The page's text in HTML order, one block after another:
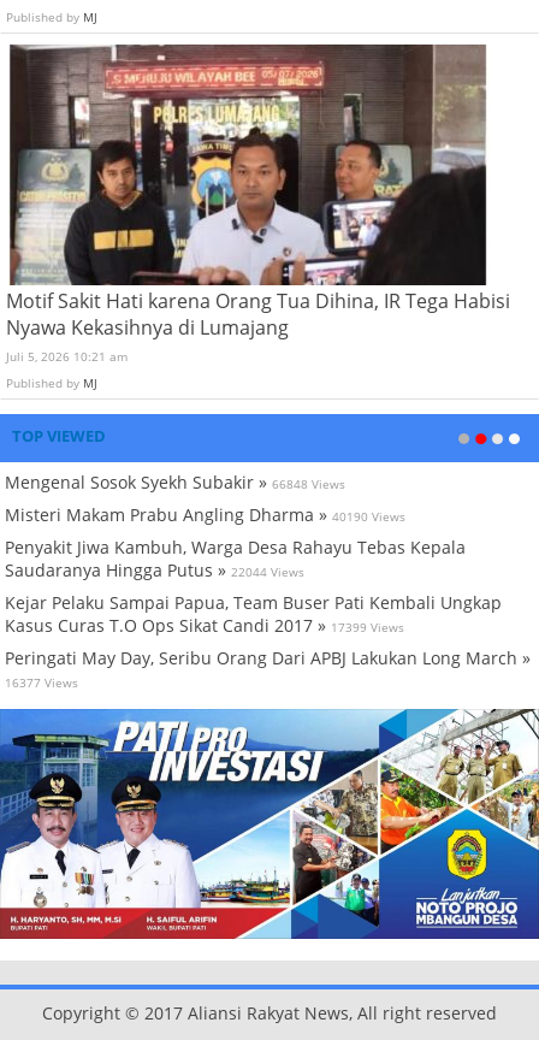
Published by MJ
Motif Sakit Hati karena Orang Tua Dihina, IR Tega Habisi
Nyawa Kekasihnya di Lumajang
Juli 5, 2026 10:21 am
Published by MJ
TOP VIEWED
Mengenal Sosok Syekh Subakir » 66848 Views
Misteri Makam Prabu Angling Dharma » 40190 Views
Penyakit Jiwa Kambuh, Warga Desa Rahayu Tebas Kepala
Saudaranya Hingga Putus » 22044 Views
Kejar Pelaku Sampai Papua, Team Buser Pati Kembali Ungkap
Kasus Curas T.O Ops Sikat Candi 2017 » 17399 Views
Peringati May Day, Seribu Orang Dari APBJ Lakukan Long March »
16377 Views
Copyright © 2017 Aliansi Rakyat News, All right reserved